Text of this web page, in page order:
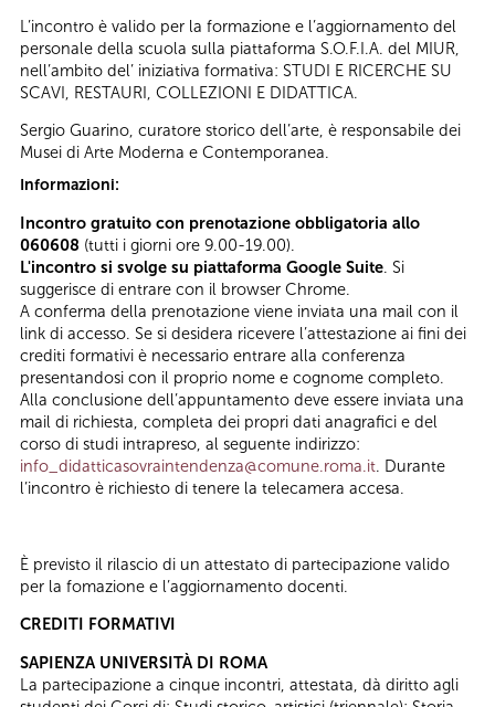
L’incontro è valido per la formazione e l’aggiornamento del
personale della scuola sulla piattaforma S.O.F.I.A. del MIUR,
nell’ambito del’ iniziativa formativa: STUDI E RICERCHE SU
SCAVI, RESTAURI, COLLEZIONI E DIDATTICA.
Sergio Guarino, curatore storico dell’arte, è responsabile dei
Musei di Arte Moderna e Contemporanea.
Informazioni:
Incontro gratuito con prenotazione obbligatoria allo
060608 (tutti i giorni ore 9.00-19.00).
L'incontro si svolge su piattaforma Google Suite. Si
suggerisce di entrare con il browser Chrome.
A conferma della prenotazione viene inviata una mail con il
link di accesso. Se si desidera ricevere l’attestazione ai fini dei
crediti formativi è necessario entrare alla conferenza
presentandosi con il proprio nome e cognome completo.
Alla conclusione dell’appuntamento deve essere inviata una
mail di richiesta, completa dei propri dati anagrafici e del
corso di studi intrapreso, al seguente indirizzo:
info_didatticasovraintendenza@comune.roma.it. Durante
l’incontro è richiesto di tenere la telecamera accesa.
È previsto il rilascio di un attestato di partecipazione valido
per la fomazione e l’aggiornamento docenti.
CREDITI FORMATIVI
SAPIENZA UNIVERSITÀ DI ROMA
La partecipazione a cinque incontri, attestata, dà diritto agli